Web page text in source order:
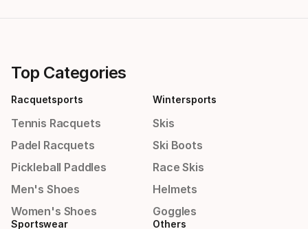
Top Categories
Racquetsports
Tennis Racquets
Padel Racquets
Pickleball Paddles
Men's Shoes
Women's Shoes
Wintersports
Skis
Ski Boots
Race Skis
Helmets
Goggles
Sportswear Others